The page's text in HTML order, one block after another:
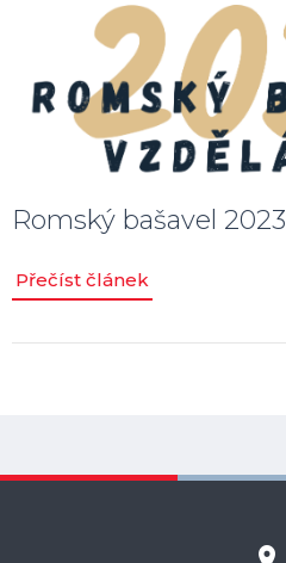
Romský bašavel 2023
Přečíst článek